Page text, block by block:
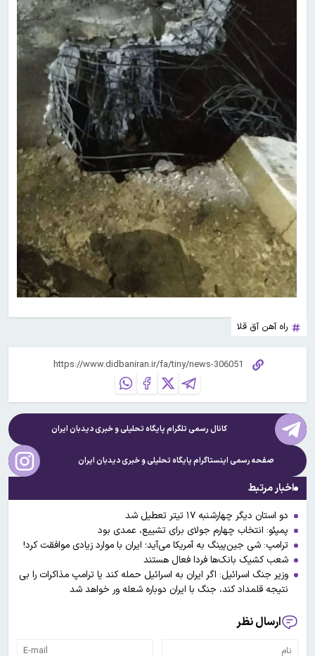
راه آهن آق قلا
کانال رسمی تلگرام پایگاه تحلیلی و خبریدیدبان ایران
صفحه رسمی اینستاگرام پایگاه تحلیلی و خبریدیدبان ایران
اخبار مرتبط
دو استان دیگر چهارشنبه ۱۷ تیتر تعطیل شد
پمپئو: انتخاب چهارم جولای برای تشییع، عمدی بود
ترامپ: شی جین‌پینگ به آمریکا می‌آید؛ ایران با موارد زیادی موافقت کرد!
شعب کشیک بانک‌ها فردا فعال هستند
وزیر جنگ اسرائیل: اگر ایران به اسرائیل حمله کند یا ترامپ مذاکرات را بی
نتیجه قلمداد کند، جنگ با ایران دوباره شعله ور خواهد شد
ارسال نظر